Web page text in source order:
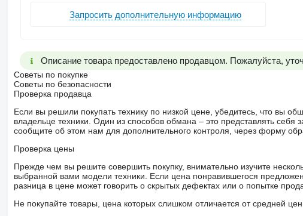
Запросить дополнительную информацию
Описание товара предоставлено продавцом. Пожалуйста,
Советы по покупке
Советы по безопасности
Проверка продавца
Если вы решили покупать технику по низкой цене, убедитесь, что вы
владельце техники. Один из способов обмана – это представлять
сообщите об этом нам для дополнительного контроля, через форму
Проверка цены
Прежде чем вы решите совершить покупку, внимательно изучите
выбранной вами модели техники. Если цена понравившегося
разница в цене может говорить о скрытых дефектах или о попытке
Не покупайте товары, цена которых слишком отличается от средней